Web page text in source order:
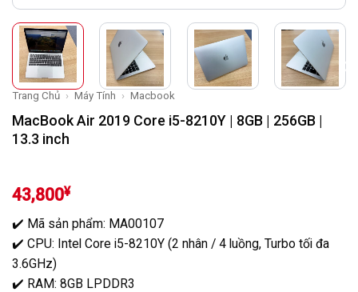
Trang Chủ › Máy Tính › Macbook
MacBook Air 2019 Core i5-8210Y | 8GB | 256GB |
13.3 inch
43,800¥
✔️ Mã sản phẩm: MA00107
✔️ CPU: Intel Core i5-8210Y (2 nhân / 4 luồng, Turbo tối đa
3.6GHz)
✔️ RAM: 8GB LPDDR3